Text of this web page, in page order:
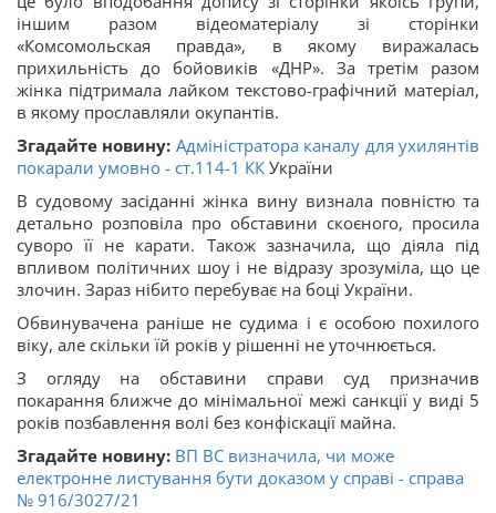
іншим разом відеоматеріалу зі сторінки
«Комсомольская правда», в якому виражалась
прихильність до бойовиків «ДНР». За третім разом
жінка підтримала лайком текстово-графічний матеріал,
в якому прославляли окупантів.
Згадайте новину: Адміністратора каналу для ухилянтів
покарали умовно - ст.114-1 КК України
В судовому засіданні жінка вину визнала повністю та
детально розповіла про обставини скоєного, просила
суворо її не карати. Також зазначила, що діяла під
впливом політичних шоу і не відразу зрозуміла, що це
злочин. Зараз нібито перебуває на боці України.
Обвинувачена раніше не судима і є особою похилого
віку, але скільки їй років у рішенні не уточнюється.
З огляду на обставини справи суд призначив
покарання ближче до мінімальної межі санкції у виді 5
років позбавлення волі без конфіскації майна.
Згадайте новину: ВП ВС визначила, чи може
електронне листування бути доказом у справі - справа
№ 916/3027/21